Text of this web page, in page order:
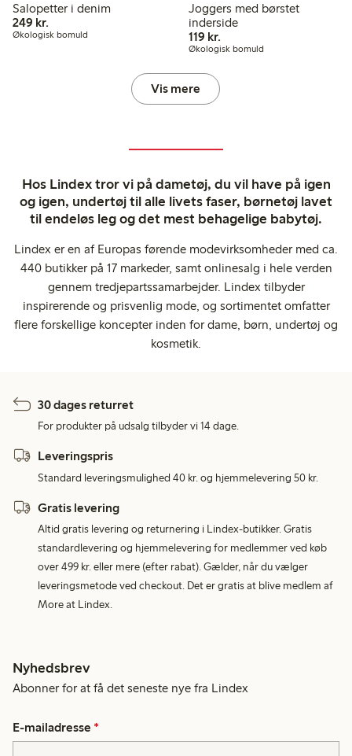
Salopetter i denim
249 kr.
Økologisk bomuld
Joggers med børstet
inderside
119 kr.119,00 kr.
Økologisk bomuld
Vis mere
Hos Lindex tror vi på dametøj, du vil have på igen
og igen, undertøj til alle livets faser, børnetøj lavet
til endeløs leg og det mest behagelige babytøj.
Lindex er en af Europas førende modevirksomheder med ca.
440 butikker på 17 markeder, samt onlinesalg i hele verden
gennem tredjepartssamarbejder. Lindex tilbyder
inspirerende og prisvenlig mode, og sortimentet omfatter
flere forskellige koncepter inden for dame, børn, undertøj og
kosmetik.
30 dages returret
For produkter på udsalg tilbyder vi 14 dage.
Leveringspris
Standard leveringsmulighed 40 kr. og hjemmelevering 50 kr.
Gratis levering
Altid gratis levering og returnering i Lindex-butikker. Gratis
standardlevering og hjemmelevering for medlemmer ved køb
over 499 kr. eller mere (efter rabat). Gælder, når du vælger
leveringsmetode ved checkout. Det er gratis at blive medlem af
More at Lindex.
Nyhedsbrev
Abonner for at få det seneste nye fra Lindex
E-mailadresse *